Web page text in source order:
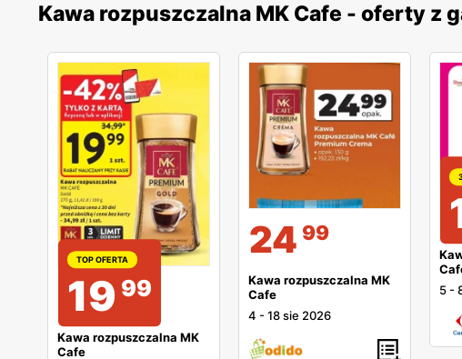
Kawa rozpuszczalna MK Cafe - oferty z
TOP OFERTA
19 99
Kawa rozpuszczalna MK
Cafe
24 99
Kawa rozpuszczalna MK
Cafe
4 -18 sie 2026
5 -